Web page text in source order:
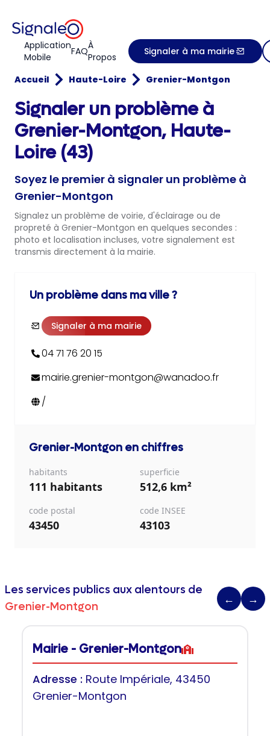
Application
Mobile
FAQÀ
Propos
Signaler à ma mairie
Accueil Haute-Loire Grenier-Montgon
Signaler un problème à
Grenier-Montgon, Haute-
Loire (43)
Soyez le premier à signaler un problème à
Grenier-Montgon
Signalez un problème de voirie, d'éclairage ou de
propreté à Grenier-Montgon en quelques secondes :
photo et localisation incluses, votre signalement est
transmis directement à la mairie.
Un problème dans ma ville ?
Signaler à ma mairie
04 71 76 20 15
mairie.grenier-montgon@wanadoo.fr
/
Grenier-Montgon en chiffres
habitants
111 habitants
superficie
512,6 km²
code postal
43450
code INSEE
43103
Les services publics aux alentours de
Grenier-Montgon
← →
Mairie - Grenier-Montgon
Adresse : Route Impériale, 43450
Grenier-Montgon